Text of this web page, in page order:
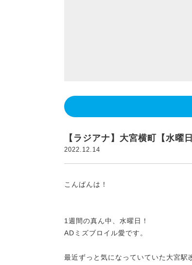
【ラジアナ】大宮横町【水曜日
2022.12.14
こんばんは！
1週間の真ん中、水曜日！
ADミズブロイル愛です。
最近ずっと気になっていていた大宮駅